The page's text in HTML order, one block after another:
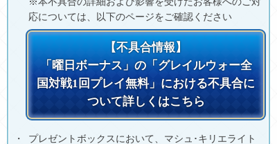
応については、以下のページをご確認ください
【不具合情報】
「曜日ボーナス」の「グレイルウォー全
国対戦1回プレイ無料」における不具合に
ついて詳しくはこちら
プレゼントボックスにおいて、マシュ･キリエライト